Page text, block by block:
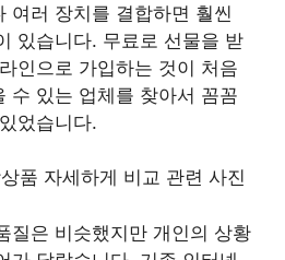
여러 장치를 결합하면 훨씬
있습니다. 무료로 선물을 받
인으로 가입하는 것이 처음
수 있는 업체를 찾아서 꼼꼼
었습니다.
질은 비슷했지만 개인의 상황